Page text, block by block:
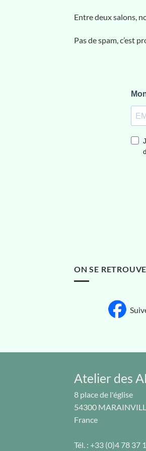
Entre deux salons,
Pas de spam, c’est
ON SE
Atelier des
8 place de l'église
54300
France
Tél. : +33 (0)4 78 37